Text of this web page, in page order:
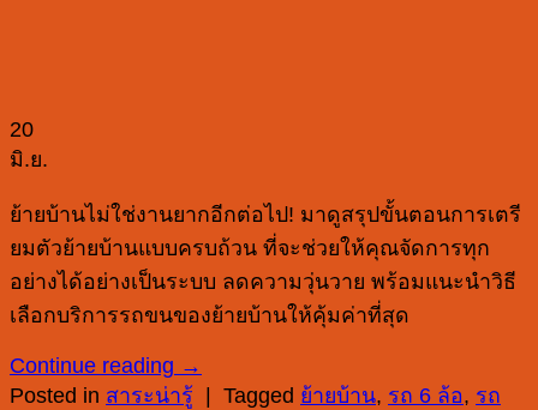
20
มิ.ย.
ย้ายบ้านไม่ใช่งานยากอีกต่อไป! มาดูสรุปขั้นตอนการเตรี
ยมตัวย้ายบ้านแบบครบถ้วน ที่จะช่วยให้คุณจัดการทุก
อย่างได้อย่างเป็นระบบ ลดความวุ่นวาย พร้อมแนะนำวิธี
เลือกบริการรถขนของย้ายบ้านให้คุ้มค่าที่สุด
Continue reading →
Posted in สาระน่ารู้ | Tagged ย้ายบ้าน, รถ 6 ล้อ, รถ